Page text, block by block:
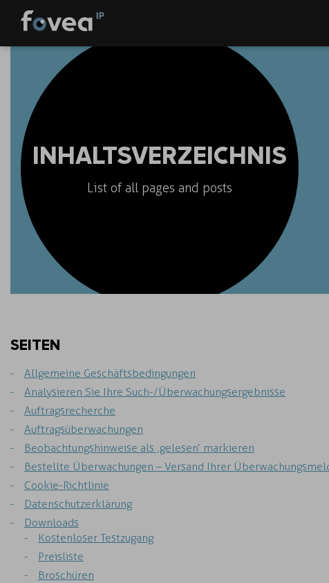
Skip
INHALTSVERZEICHNIS
List of all pages and posts
SEITEN
Allgemeine Geschäftsbedingungen
Analysieren Sie Ihre Such-/Überwachungsergebnisse
Auftragsrecherche
Auftragsüberwachungen
Beobachtungshinweise als ‚gelesen‘ markieren
Bestellte Überwachungen – Versand Ihrer
Cookie-Richtlinie
Datenschutzerklärung
Downloads
Kostenloser Testzugang
Preisliste
Broschüren